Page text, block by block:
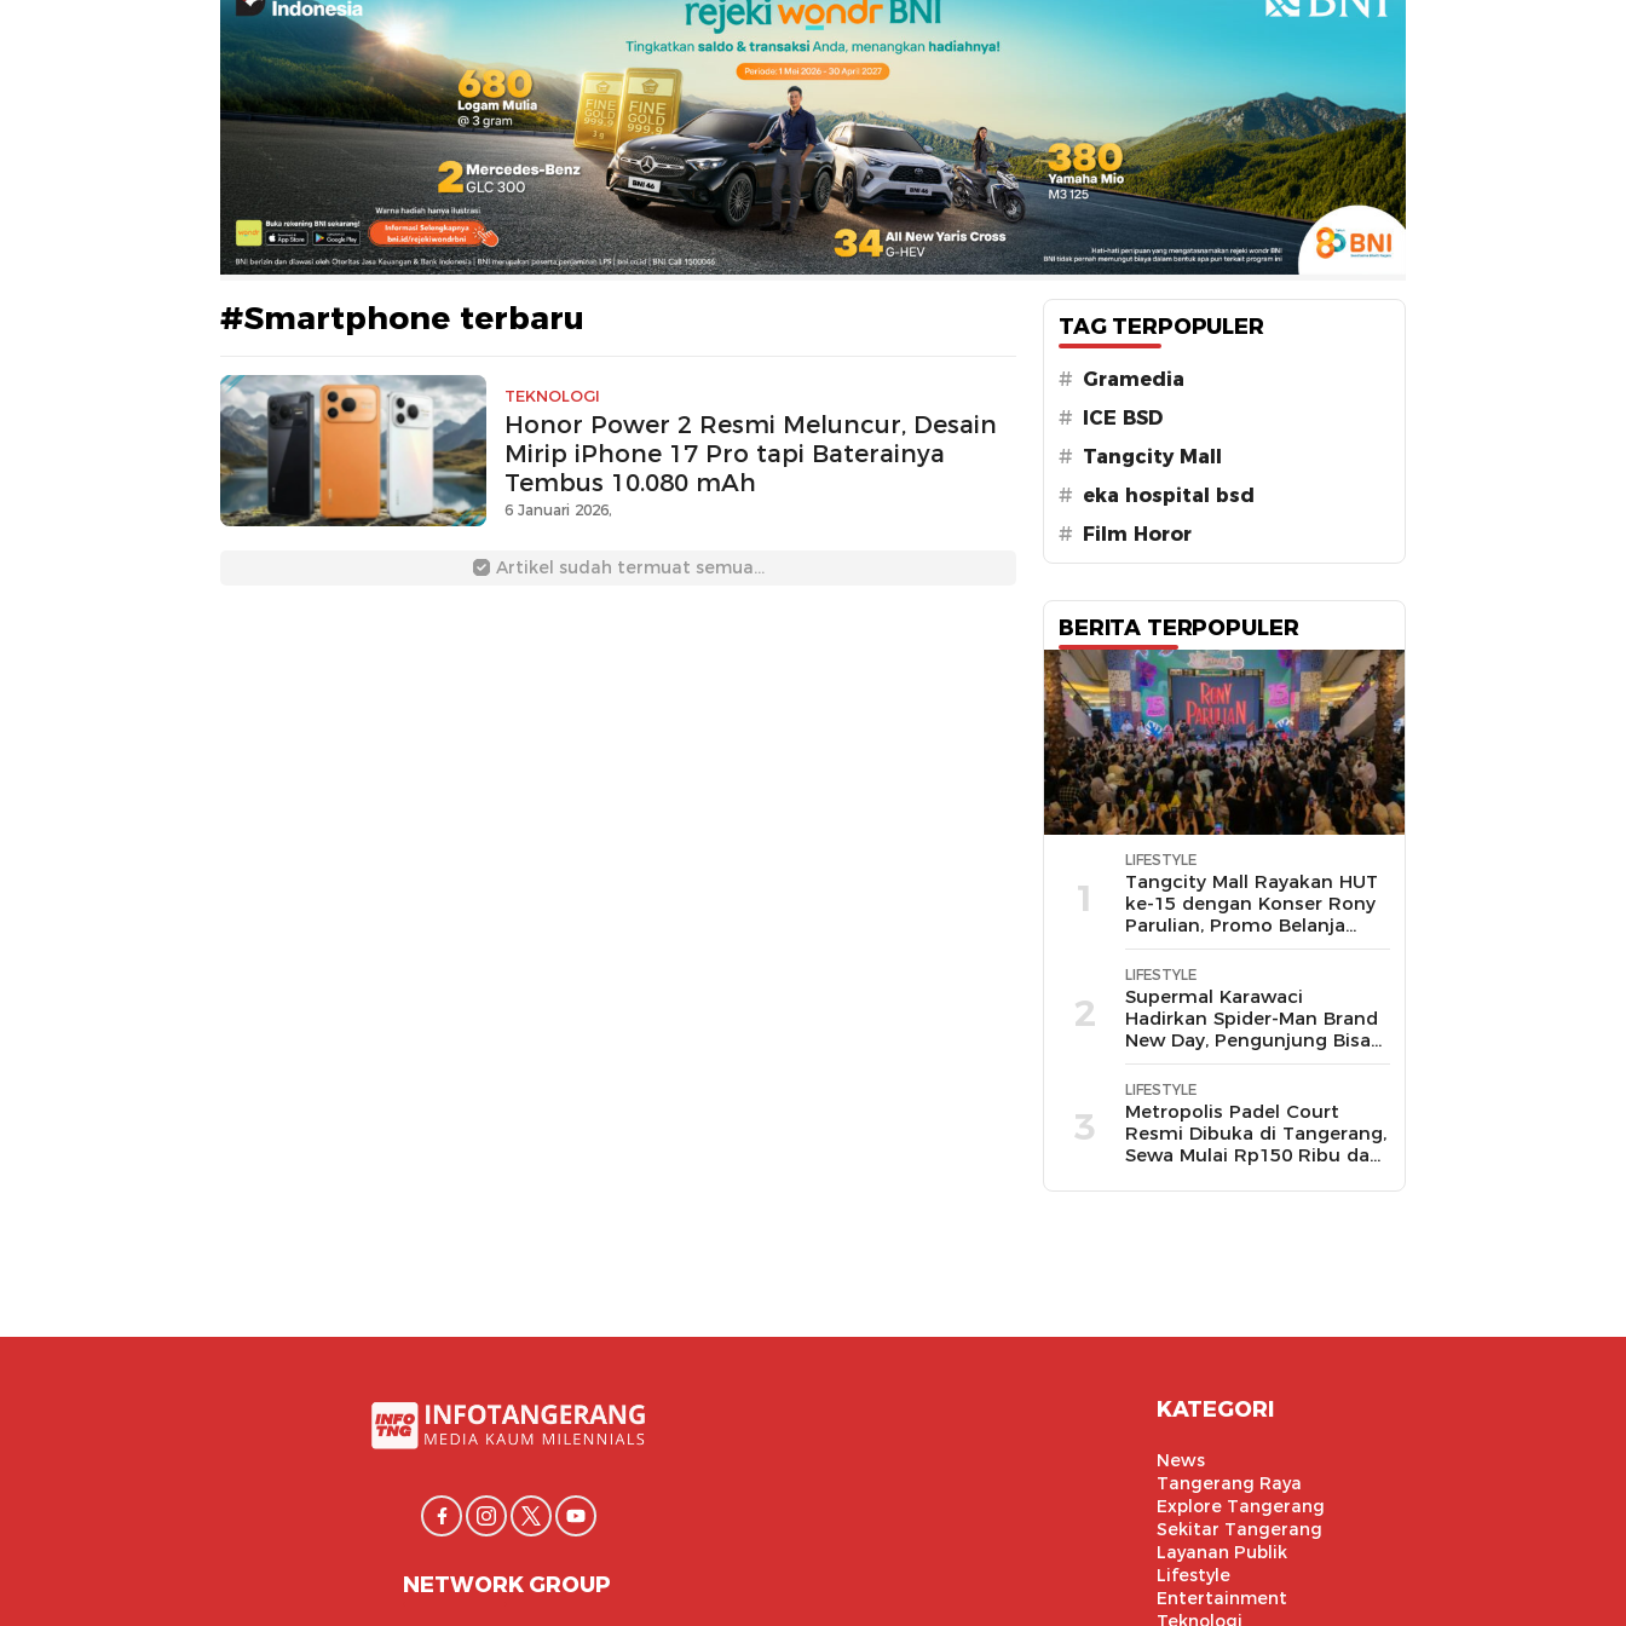
#Smartphone terbaru
TEKNOLOGI
Honor Power 2 Resmi Meluncur, Desain
Mirip iPhone 17 Pro tapi Baterainya
Tembus 10.080 mAh
6 Januari 2026,
Artikel sudah termuat semua...
TAG TERPOPULER
# Gramedia
# ICE BSD
# Tangcity Mall
# eka hospital bsd
# Film Horor
BERITA TERPOPULER
1
LIFESTYLE
Tangcity Mall Rayakan HUT
ke-15 dengan Konser Rony
Parulian, Promo Belanja
hingga Festival Komunitas
2
LIFESTYLE
Supermal Karawaci
Hadirkan Spider-Man Brand
New Day, Pengunjung Bisa
Main, Bertemu Spider-Man
Langsung
3
LIFESTYLE
Metropolis Padel Court
Resmi Dibuka di Tangerang,
Sewa Mulai Rp150 Ribu dan
Padel
NETWORK GROUP
KATEGORI
News
Tangerang Raya
Explore Tangerang
Sekitar Tangerang
Layanan Publik
Lifestyle
Entertainment
Teknologi